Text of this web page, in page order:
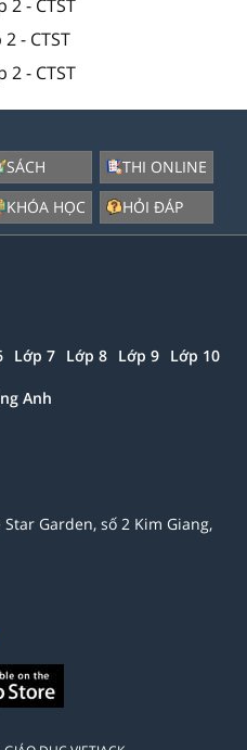
- CTST
- CTST
- CTST
SÁCH
KHÓA HỌC
THI ONLINE
HỎI ĐÁP
Lớp 7 Lớp 8 Lớp 9 Lớp 10
Anh
Star Garden, số 2 Kim Giang,